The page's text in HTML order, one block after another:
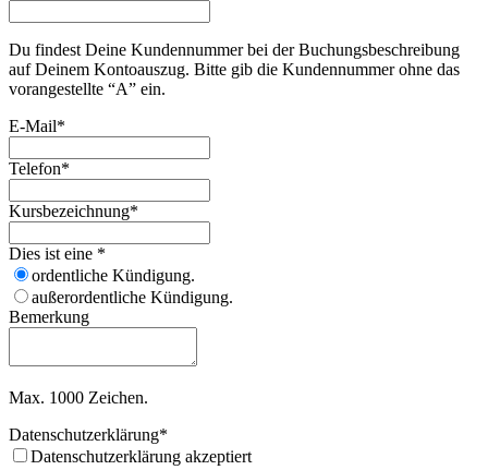
Du findest Deine Kundennummer bei der Buchungsbeschreibung
auf Deinem Kontoauszug. Bitte gib die Kundennummer ohne das
vorangestellte “A” ein.
E-Mail*
Telefon*
Kursbezeichnung*
Dies ist eine *
ordentliche Kündigung.
außerordentliche Kündigung.
Bemerkung
Max. 1000 Zeichen.
Datenschutzerklärung*
Datenschutzerklärung akzeptiert